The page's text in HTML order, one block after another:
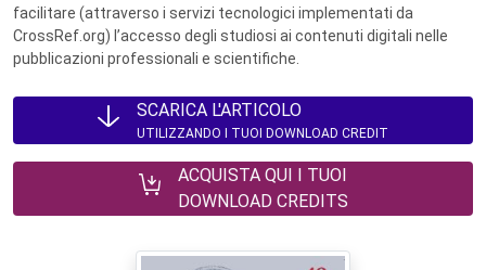
facilitare (attraverso i servizi tecnologici implementati da
CrossRef.org) l’accesso degli studiosi ai contenuti digitali nelle
pubblicazioni professionali e scientifiche.
SCARICA L'ARTICOLO
UTILIZZANDO I TUOI DOWNLOAD CREDIT
ACQUISTA QUI I TUOI
DOWNLOAD CREDITS